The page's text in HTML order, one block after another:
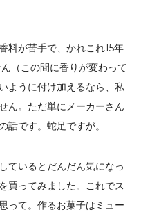
料が苦手で、かれこれ15年
（この間に香りが変わって
ように付け加えるなら、私
ん。ただ単にメーカーさん
話です。蛇足ですが。
ているとだんだん気になっ
買ってみました。これでス
って。作るお菓子はミュー